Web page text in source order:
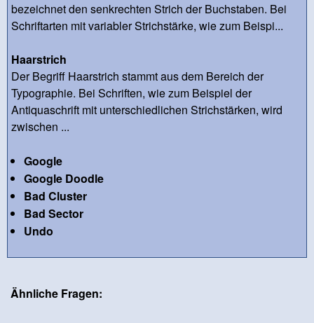
bezeichnet den senkrechten Strich der Buchstaben. Bei
Schriftarten mit variabler Strichstärke, wie zum Beispi...
Haarstrich
Der Begriff Haarstrich stammt aus dem Bereich der
Typographie. Bei Schriften, wie zum Beispiel der
Antiquaschrift mit unterschiedlichen Strichstärken, wird
zwischen ...
Google
Google Doodle
Bad Cluster
Bad Sector
Undo
Ähnliche Fragen: